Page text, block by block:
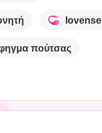
lovense
πούτσας